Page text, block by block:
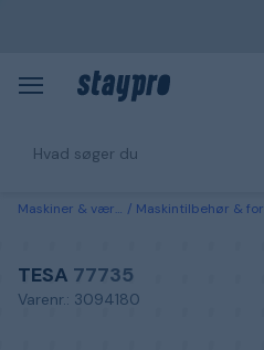
Maskiner & værktøj Maskintilbehør & forbrugsvarer
TESA 77735
Varenr.: 3094180